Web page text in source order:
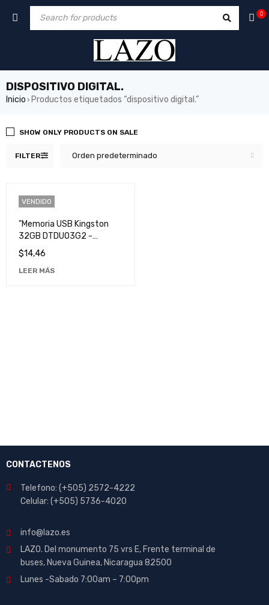
0
DISPOSITIVO DIGITAL.
Inicio › Productos etiquetados “dispositivo digital.”
FILTER Orden predeterminado
SHOW ONLY PRODUCTS ON SALE
VENDIDO
"Memoria USB Kingston
32GB DTDUO3G2 -
Almacenamiento Portátil
de Alta Velocidad"
$14,46
LEER MÁS
CONTACTENOS
Telefono: (+505) 2572-4222
Celular: (+505) 5736-4020
info@lazo.es
LAZO. Del monumento 75 vrs E, Frente terminal de
buses, Nueva Guinea, Nicaragua 82500
Lunes -Sabado 7:00am – 7:00pm